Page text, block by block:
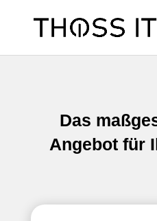
Das
Angebot für